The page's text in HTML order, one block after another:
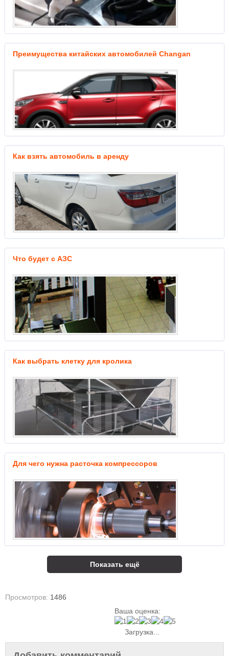
Преимущества китайских автомобилей Changan
Как взять автомобиль в аренду
Что будет с АЗС
Как выбрать клетку для кролика
Для чего нужна расточка компрессоров
Показать ещё
Просмотров: 1486
Ваша оценка:
Загрузка...